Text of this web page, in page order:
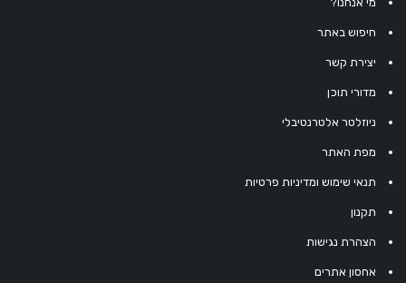
חיפוש באתר
יצירת קשר
מדורי תוכן
ניוזלטר אלטרנטיבלי
מפת האתר
תנאי שימוש ומדיניות פרטיות
תקנון
הצהרת נגישות
אחסון אתרים